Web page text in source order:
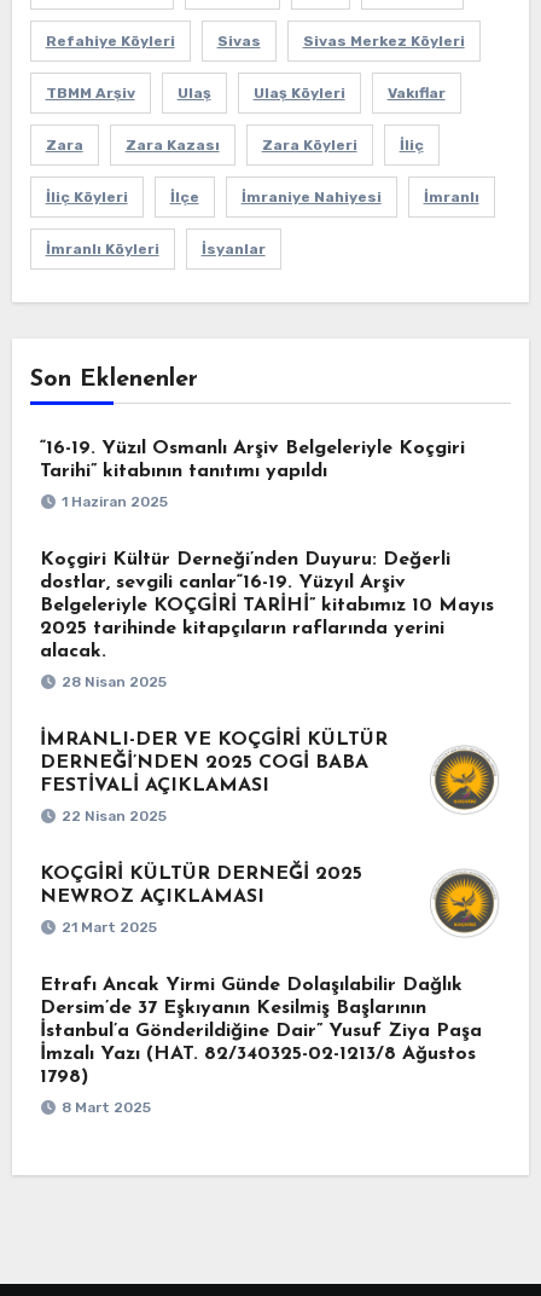
Refahiye Köyleri Sivas Sivas Merkez Köyleri
TBMM Arşiv Ulaş Ulaş Köyleri Vakıflar
Zara Zara Kazası Zara Köyleri İliç
İliç Köyleri İlçe İmraniye Nahiyesi İmranlı
İmranlı Köyleri İsyanlar
Son Eklenenler
“16-19. Yüzıl Osmanlı Arşiv Belgeleriyle Koçgiri
Tarihi” kitabının tanıtımı yapıldı
1 Haziran 2025
Koçgiri Kültür Derneği’nden Duyuru: Değerli
dostlar, sevgili canlar“16-19. Yüzyıl Arşiv
Belgeleriyle KOÇGİRİ TARİHİ” kitabımız 10 Mayıs
2025 tarihinde kitapçıların raflarında yerini
alacak.
28 Nisan 2025
İMRANLI-DER VE KOÇGİRİ KÜLTÜR
DERNEĞİ’NDEN 2025 COGİ BABA
FESTİVALİ AÇIKLAMASI
22 Nisan 2025
KOÇGİRİ KÜLTÜR DERNEĞİ 2025
NEWROZ AÇIKLAMASI
21 Mart 2025
Etrafı Ancak Yirmi Günde Dolaşılabilir Dağlık
Dersim’de 37 Eşkıyanın Kesilmiş Başlarının
İstanbul’a Gönderildiğine Dair” Yusuf Ziya Paşa
İmzalı Yazı (HAT. 82/340325-02-1213/8 Ağustos
1798)
8 Mart 2025